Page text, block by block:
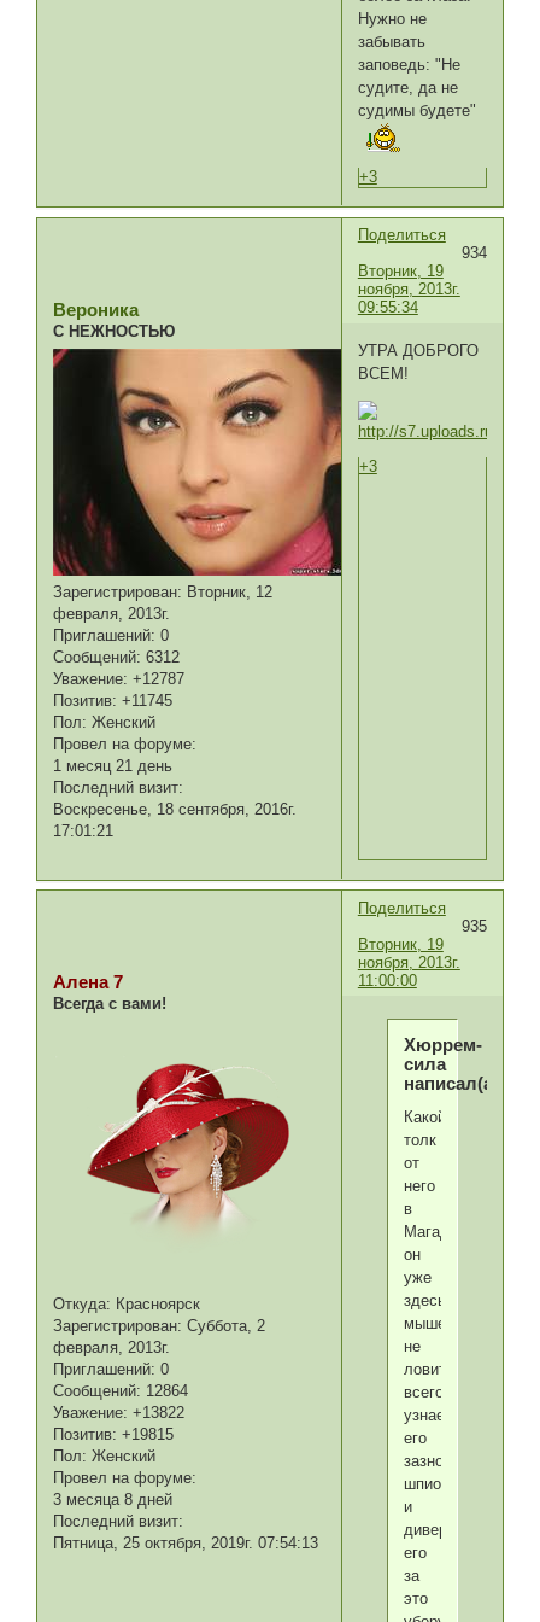
Нужно не
забывать
заповедь: "Не
судите, да не
судимы будете"
+3
Поделиться
934
Вторник, 19
ноября, 2013г.
09:55:34
Вероника
С НЕЖНОСТЬЮ
Зарегистрирован: Вторник, 12
февраля, 2013г.
Приглашений: 0
Сообщений: 6312
Уважение: +12787
Позитив: +11745
Пол: Женский
Провел на форуме:
1 месяц 21 день
Последний визит:
Воскресенье, 18 сентября, 2016г.
17:01:21
УТРА ДОБРОГО
ВСЕМ!
+3
Поделиться
935
Вторник, 19
ноября, 2013г.
11:00:00
Алена 7
Всегда с вами!
Откуда: Красноярск
Зарегистрирован: Суббота, 2
февраля, 2013г.
Приглашений: 0
Сообщений: 12864
Уважение: +13822
Позитив: +19815
Пол: Женский
Провел на форуме:
3 месяца 8 дней
Последний визит:
Пятница, 25 октября, 2019г. 07:54:13
Хюррем-
сила
написал(а):
Какой
толк
от
него
в
Магадане,если
он
уже
здесь
мышей
не
ловит.Скорее
всего,Сюмбюль
узнает,что
его
зазноба
шпионка
и
диверсант,и
его
за
это